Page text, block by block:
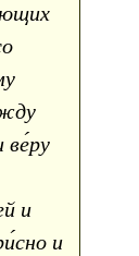
ве́ру
и
и